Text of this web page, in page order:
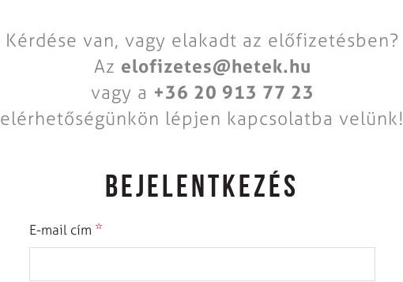
Kérdése van, vagy elakadt az előfizetésben?
Az elofizetes@hetek.hu
vagy a +36 20 913 77 23
elérhetőségünkön lépjen kapcsolatba velünk!
BEJELENTKEZÉS
E-mail cím *